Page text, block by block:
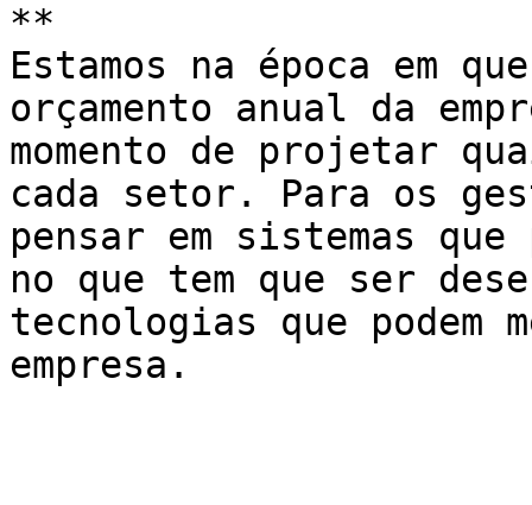
**
Estamos na época em
orçamento anual da
momento de projetar
cada setor. Para os
pensar em sistemas
no que tem que ser
tecnologias que podem
empresa.